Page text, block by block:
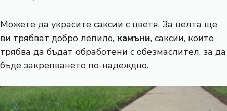
Можете да украсите саксии с цветя. За целта ще
ви трябват добро лепило, камъни, саксии, които
трябва да бъдат обработени с обезмаслител, за да
бъде закрепването по-надеждно.